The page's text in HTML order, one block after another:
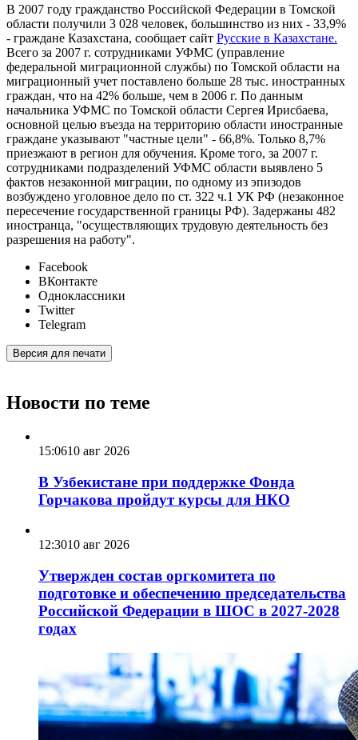
В 2007 году гражданство Российской Федерации в Томской
области получили 3 028 человек, большинство из них - 33,9%
- граждане Казахстана, сообщает сайт Русские в Казахстане.
Всего за 2007 г. сотрудниками УФМС (управление
федеральной миграционной службы) по Томской области на
миграционный учет поставлено больше 28 тыс. иностранных
граждан, что на 42% больше, чем в 2006 г. По данным
начальника УФМС по Томской области Сергея Ирисбаева,
основной целью въезда на территорию области иностранные
граждане указывают "частные цели" - 66,8%. Только 8,7%
приезжают в регион для обучения. Кроме того, за 2007 г.
сотрудниками подразделений УФМС области выявлено 5
фактов незаконной миграции, по одному из эпизодов
возбуждено уголовное дело по ст. 322 ч.1 УК РФ (незаконное
пересечение государственной границы РФ). Задержаны 482
иностранца, "осуществляющих трудовую деятельность без
разрешения на работу".
Facebook
ВКонтакте
Одноклассники
Twitter
Telegram
Версия для печати
Новости по теме
15:0610 авг 2026
В Узбекистане при поддержке Фонда
Горчакова пройдут курсы для НКО
12:3010 авг 2026
Утвержден состав оргкомитета по
подготовке и обеспечению председательства
Российской Федерации в ШОС в 2027-2028
годах